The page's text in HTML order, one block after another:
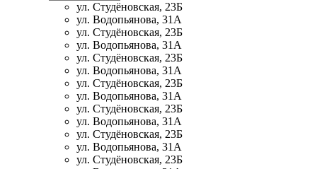
ул. Студёновская, 23Б
ул. Водопьянова, 31А
ул. Студёновская, 23Б
ул. Водопьянова, 31А
ул. Студёновская, 23Б
ул. Водопьянова, 31А
ул. Студёновская, 23Б
ул. Водопьянова, 31А
ул. Студёновская, 23Б
ул. Водопьянова, 31А
ул. Студёновская, 23Б
ул. Водопьянова, 31А
ул. Студёновская, 23Б